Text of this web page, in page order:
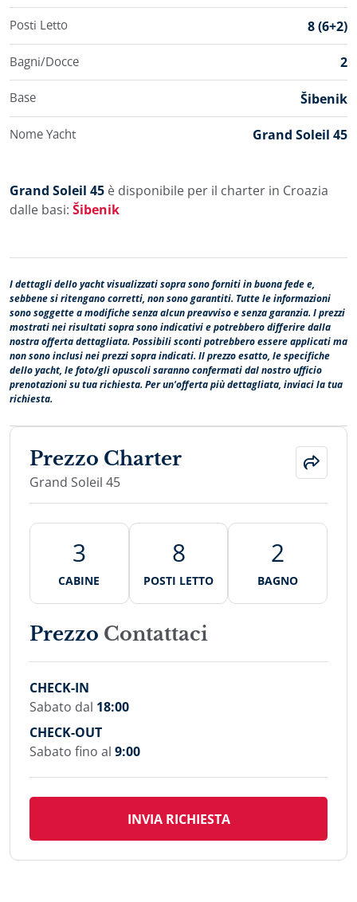
Posti Letto 8 (6+2)
Bagni/Docce 2
Base Šibenik
Nome Yacht Grand Soleil 45
Grand Soleil 45 è disponibile per il charter in Croazia
dalle basi: Šibenik
I dettagli dello yacht visualizzati sopra sono forniti in buona fede e,
sebbene si ritengano corretti, non sono garantiti. Tutte le informazioni
sono soggette a modifiche senza alcun preavviso e senza garanzia. I prezzi
mostrati nei risultati sopra sono indicativi e potrebbero differire dalla
nostra offerta dettagliata. Possibili sconti potrebbero essere applicati ma
non sono inclusi nei prezzi sopra indicati. Il prezzo esatto, le specifiche
dello yacht, le foto/gli opuscoli saranno confermati dal nostro ufficio
prenotazioni su tua richiesta. Per un'offerta più dettagliata, inviaci la tua
richiesta.
Prezzo Charter
Grand Soleil 45
3
CABINE
8
POSTI LETTO
2
BAGNO
Prezzo Contattaci
CHECK-IN
Sabato dal 18:00
CHECK-OUT
Sabato fino al 9:00
INVIA RICHIESTA